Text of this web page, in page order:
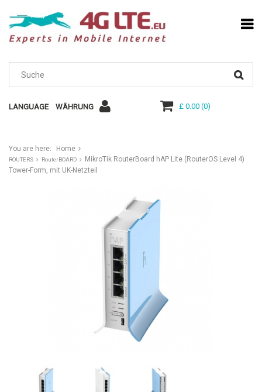
LANGUAGE WÄHRUNG £ 0.00(0)
You are here: Home
ROUTERS RouterBOARD
MikroTik RouterBoard hAP Lite (RouterOS Level 4)
Tower-Form, mit UK-Netzteil